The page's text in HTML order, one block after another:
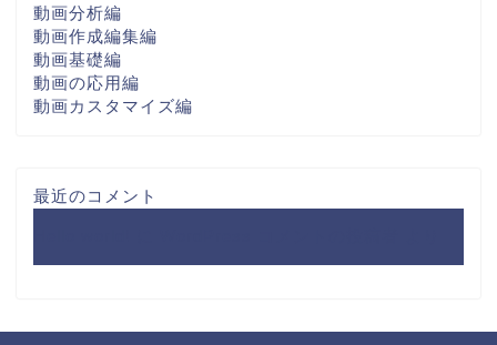
動画分析編
動画作成編集編
動画基礎編
動画の応用編
動画カスタマイズ編
最近のコメント